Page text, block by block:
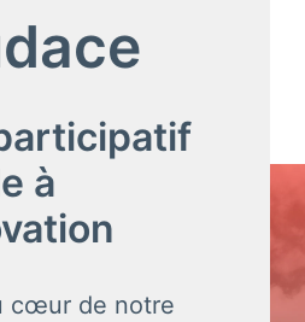
à
cœur de notre